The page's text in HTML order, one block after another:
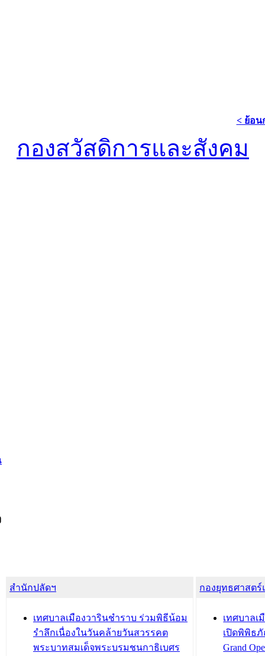
< ย้อน
กองสวัสดิการและสังคม
สำนักปลัดฯ
เทศบาลเมืองวารินชำราบ ร่วมพิธีน้อม
รำลึกเนื่องในวันคล้ายวันสวรรคต
พระบาทสมเด็จพระบรมชนกาธิเบศร
กองยุทธศาสต
เทศบาลเ
เปิดพิพิธภั
Grand